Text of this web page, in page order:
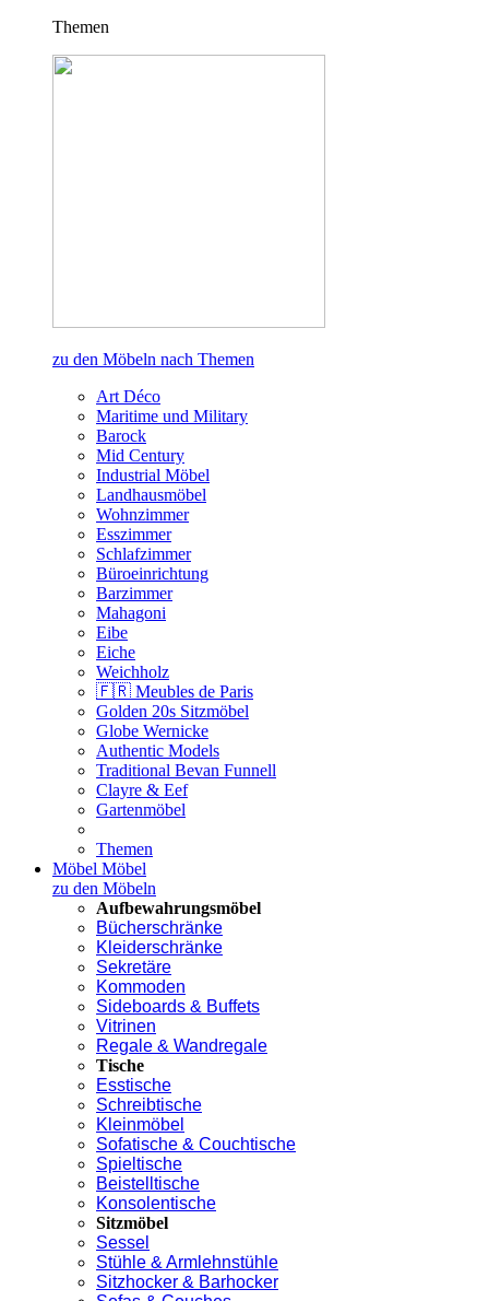
Themen
zu den Möbeln nach Themen
Art Déco
Maritime und Military
Barock
Mid Century
Industrial Möbel
Landhausmöbel
Wohnzimmer
Esszimmer
Schlafzimmer
Büroeinrichtung
Barzimmer
Mahagoni
Eibe
Eiche
Weichholz
🇫🇷 Meubles de Paris
Golden 20s Sitzmöbel
Globe Wernicke
Authentic Models
Traditional Bevan Funnell
Clayre & Eef
Gartenmöbel
Themen
Möbel Möbel
zu den Möbeln
Aufbewahrungsmöbel
Bücherschränke
Kleiderschränke
Sekretäre
Kommoden
Sideboards & Buffets
Vitrinen
Regale & Wandregale
Tische
Esstische
Schreibtische
Kleinmöbel
Sofatische & Couchtische
Spieltische
Beistelltische
Konsolentische
Sitzmöbel
Sessel
Stühle & Armlehnstühle
Sitzhocker & Barhocker